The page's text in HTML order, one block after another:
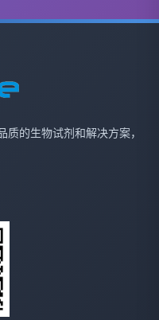
的生物试剂和解决方案，